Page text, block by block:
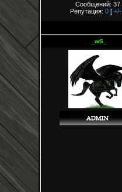
Сообщений: 37
Репутация: 0 [ +/-
_wS_